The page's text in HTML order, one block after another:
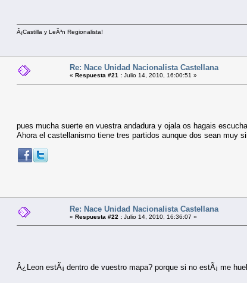
Â¡Castilla y LeÃ³n Regionalista!
Re: Nace Unidad Nacionalista Castellana
« Respuesta #21 : Julio 14, 2010, 16:00:51 »
pues mucha suerte en vuestra andadura y ojala os hagais
Ahora el castellanismo tiene tres partidos aunque dos sean muy
Re: Nace Unidad Nacionalista Castellana
« Respuesta #22 : Julio 14, 2010, 16:36:07 »
Â¿Leon estÃ¡ dentro de vuestro mapa? porque si no estÃ¡ me